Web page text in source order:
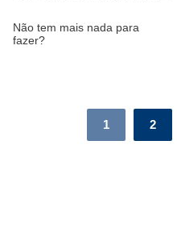
Não tem mais nada para
fazer?
1 2